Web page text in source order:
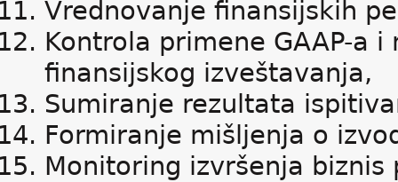
Vrednovanje finansijskih
Kontrola primene GAAP-a
finansijskog izveštavanja,
Sumiranje rezultata
Formiranje mišljenja o
Monitoring izvršenja biznis